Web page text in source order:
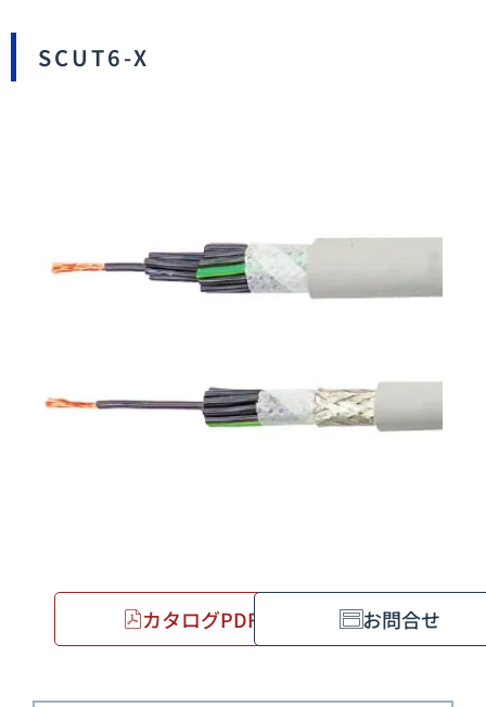
SCUT6-X
カタログPDF お問合せ